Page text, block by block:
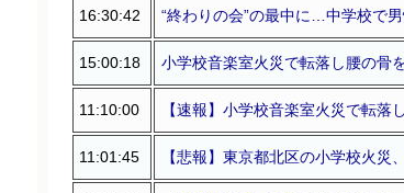
16:30:42 “終わりの会”の最中に…中学校で
15:00:18 小学校音楽室火災で転落し腰の骨
11:10:00 【速報】小学校音楽室火災で転
11:01:45 【悲報】東京都北区の小学校火